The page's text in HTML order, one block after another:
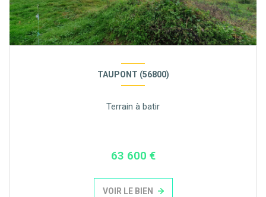
TAUPONT (56800)
Terrain à batir
63 600 €
VOIR LE BIEN